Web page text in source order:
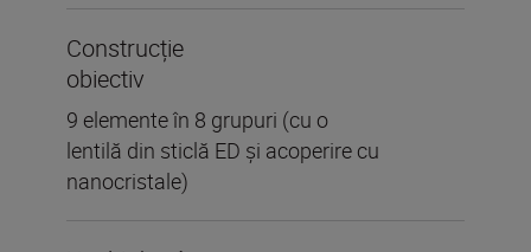
Construcție
obiectiv
9 elemente în 8 grupuri (cu o
lentilă din sticlă ED și acoperire cu
nanocristale)